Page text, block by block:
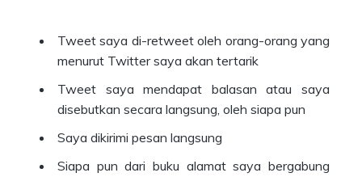
Tweet saya di-retweet oleh orang-orang yang
menurut Twitter saya akan tertarik
Tweet saya mendapat balasan atau saya
disebutkan secara langsung, oleh siapa pun
Saya dikirimi pesan langsung
Siapa pun dari buku alamat saya bergabung